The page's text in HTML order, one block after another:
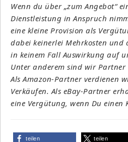
Wenn du über „zum Angebot“
Dienstleistung in Anspruch
eine kleine Provision als
dabei keinerlei Mehrkosten und
in keinem Fall Auswirkung auf
Unter anderem sind wir Partner
Als Amazon-Partner verdienen
Verkäufen. Als eBay-Partner
eine Vergütung, wenn Du einen
teilen teilen